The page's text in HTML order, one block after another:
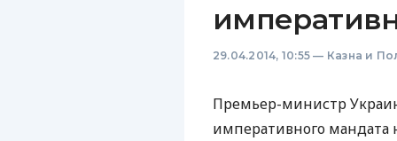
29.04.2014, 10:55 — Казна и
Премьер-министр
императивного мандата